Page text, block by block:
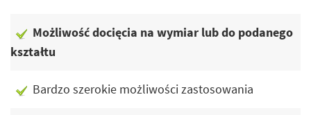
Możliwość docięcia na wymiar lub do podanego
kształtu
Bardzo szerokie możliwości zastosowania